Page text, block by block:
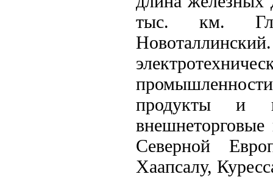
тыс. км.
продукты и
Северной
Хаапсалу,